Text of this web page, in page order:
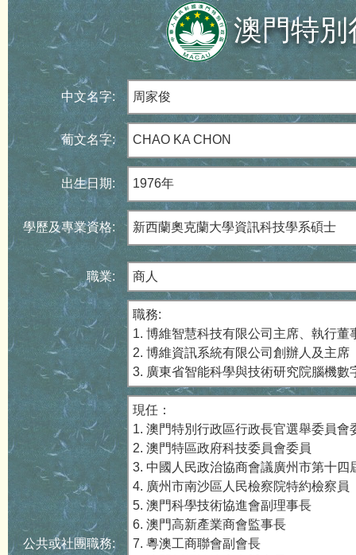
澳門特
中文名字: 周家俊
葡文名字: CHAO KA CHON
出生日期: 1976年
學歷及專業資格: 新西蘭奧克蘭大學資訊科技學系碩士
職業: 商人
職務:
1. 博維智慧科技有限公司主席、執行董
2. 博維資訊系統有限公司創辦人及主席
3. 廣東省智能科學與技術研究院腦機
公共或社團職務:
現任：
1. 澳門特別行政區行政長官選舉委員會
2. 澳門特區政府科技委員會委員
3. 中國人民政治協商會議廣州市第十四
4. 廣州市南沙區人民檢察院特約檢察員
5. 澳門科學技術協進會副理事長
6. 澳門高新產業商會監事長
7. 粵澳工商聯會副會長